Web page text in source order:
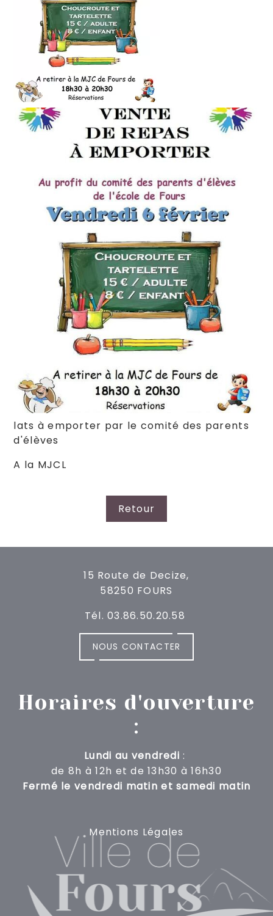
lats à emporter par le comité des parents
d'élèves
A la MJCL
Retour
15 Route de Decize,
58250 FOURS
Tél. 03.86.50.20.58
NOUS CONTACTER
Horaires d'ouverture
:
Lundi au vendredi :
de 8h à 12h et de 13h30 à 16h30
Fermé le vendredi matin et samedi matin
Mentions Légales